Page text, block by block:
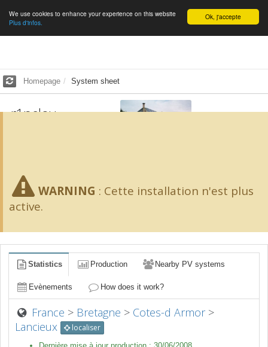
English Ok, j'accepte
We use cookies to enhance your experience on this website
Plus d'infos.
Homepage System sheet
r1pelou
WARNING : Cette installation n'est plus
active.
Statistics Production Nearby PV systems
Evènements How does it work?
France > Bretagne > Cotes-d Armor>
Lancieux
localiser